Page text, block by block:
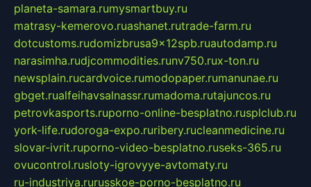
planeta-samara.rumysmartbuy.ru
matrasy-kemerovo.ruashanet.rutrade-farm.ru
dotcustoms.rudomizbrusa9x12spb.ruautodamp.ru
narasimha.rudjcommodities.runv750.rux-ton.ru
newsplain.rucardvoice.rumodopaper.rumanunae.ru
gbget.rualfeihavsalnassr.rumadoma.rutajuncos.ru
petrovkasports.ruporno-online-besplatno.rusplclub.ru
york-life.rudoroga-expo.ruribery.rucleanmedicine.ru
slovar-ivrit.ruporno-video-besplatno.ruseks-365.ru
ovucontrol.rusloty-igrovyye-avtomaty.ru
ru-industriya.rurusskoe-porno-besplatno.ru